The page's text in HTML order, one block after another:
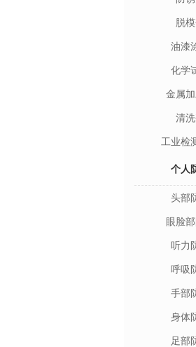
脱
油漆
化学
金属
清洗
工业检
个人
头部
眼脸
听力
呼吸
手部
身体
足部